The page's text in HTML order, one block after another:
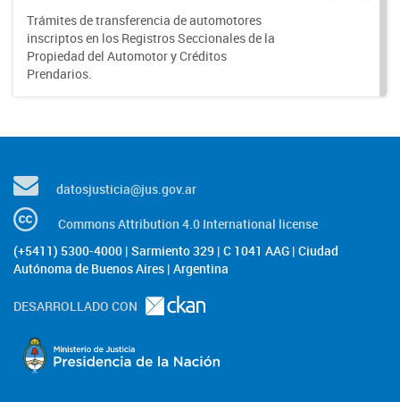
Trámites de transferencia de automotores
inscriptos en los Registros Seccionales de la
Propiedad del Automotor y Créditos
Prendarios.
datosjusticia@jus.gov.ar
Commons Attribution 4.0 International license
(+5411) 5300-4000 | Sarmiento 329 | C 1041 AAG | Ciudad
Autónoma de Buenos Aires | Argentina
DESARROLLADO CON